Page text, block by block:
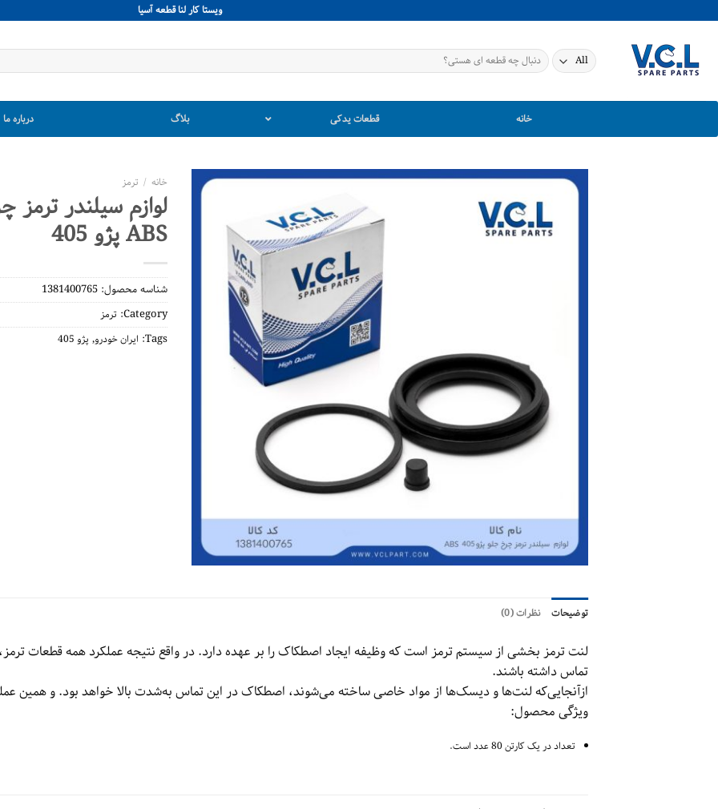
to
ويستا كار لنا قطعه آسيا
جستجو
برای:
خانه قطعات یدکی بلاگ درباره ما
خانه / ترمز
لوازم سیلندر ترمز
ABS پژو 405
شناسه محصول: 1381400765
Category: ترمز
Tags: ایران خودرو, پژو 405
توضیحات نظرات (0)
لنت ترمز بخشی از سیستم ترمز است که وظیفه ایجاد اصطکاک را بر عهده دارد. در واقع نتیجه عملکرد همه قطعات
تماس داشته باشند.
ازآنجایی‌که لنت‌ها و دیسک‌ها از مواد خاصی ساخته می‌شوند، اصطکاک در این تماس به‌شدت بالا خواهد بود. و همین
ویژگی محصول:
تعداد در یک کارتن 80 عدد است.